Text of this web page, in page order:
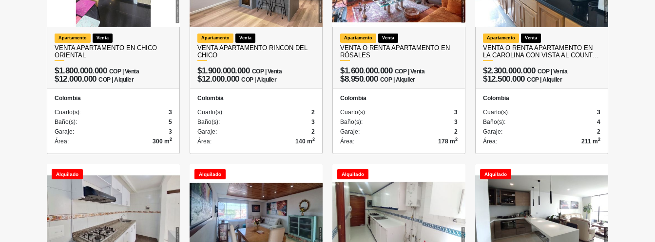
Apartamento Venta
VENTA APARTAMENTO EN CHICO
ORIENTAL
$1.800.000.000 COP | Venta
$12.000.000 COP | Alquiler
Colombia
Cuarto(s):
3
Baño(s):
5
Garaje:
3
Área:
300 m2
Apartamento Venta
VENTA APARTAMENTO RINCON DEL
CHICO
$1.900.000.000 COP | Venta
$12.000.000 COP | Alquiler
Colombia
Cuarto(s):
2
Baño(s):
3
Garaje:
2
Área:
140 m2
Apartamento Venta
VENTA O RENTA APARTAMENTO EN
RÓSALES
$1.600.000.000 COP | Venta
$8.950.000 COP | Alquiler
Colombia
Cuarto(s):
3
Baño(s):
3
Garaje:
2
Área:
178 m2
Apartamento Venta
VENTA O RENTA APARTAMENTO EN
LA CAROLINA CON VISTA AL COUNT…
$2.300.000.000 COP | Venta
$12.500.000 COP | Alquiler
Colombia
Cuarto(s):
3
Baño(s):
4
Garaje:
2
Área:
211 m2
Alquilado Alquilado Alquilado Alquilado